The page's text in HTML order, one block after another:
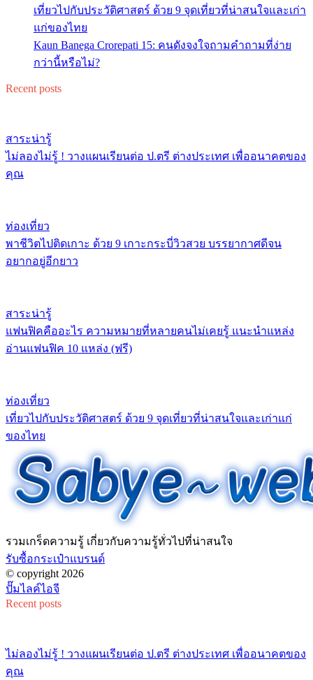
เที่ยวไปกับประวัติศาสตร์ ด้วย 9 จุดเที่ยวที่น่าสนใจและเก่า
แก่ของไทย
Kaun Banega Crorepati 15: คนดังจงใจถามคำถามที่ง่าย
กว่านี้หรือไม่?
Recent posts
สาระน่ารู้
ไม่ลองไม่รู้ ! วางแผนเรียนต่อ ป.ตรี ต่างประเทศ เพื่ออนาคตของ
คุณ
ท่องเที่ยว
พาชีวิตไปติดเกาะ ด้วย 9 เกาะกระบี่วิวสวย บรรยากาศดีจน
อยากอยู่อีกยาว
สาระน่ารู้
แฟนฟิคคืออะไร ความหมายที่หลายคนไม่เคยรู้ แนะนำแหล่ง
อ่านแฟนฟิค 10 แหล่ง (ฟรี)
ท่องเที่ยว
เที่ยวไปกับประวัติศาสตร์ ด้วย 9 จุดเที่ยวที่น่าสนใจและเก่าแก่
ของไทย
รวมเกร็ดความรู้ เกี่ยวกับความรู้ทั่วไปที่น่าสนใจ
รับซื้อกระเป๋าแบรนด์
© copyright 2026
ปั๊มไลค์ไอจี
Recent posts
ไม่ลองไม่รู้ ! วางแผนเรียนต่อ ป.ตรี ต่างประเทศ เพื่ออนาคตของ
คุณ